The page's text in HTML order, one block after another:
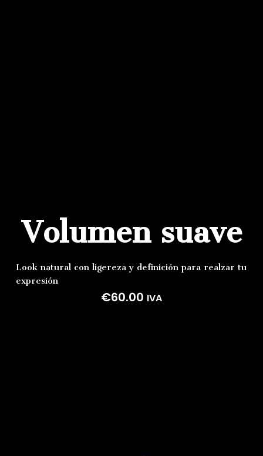
Volumen suave
Look natural con ligerezay definición para realzar tu
expresión
€60.00 IVA